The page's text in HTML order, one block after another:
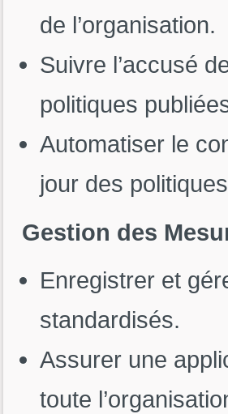
de l’organisation.
Suivre l’accusé
politiques
Automatiser le
jour des
Gestion des
Enregistrer et
standardisés.
Assurer une
toute